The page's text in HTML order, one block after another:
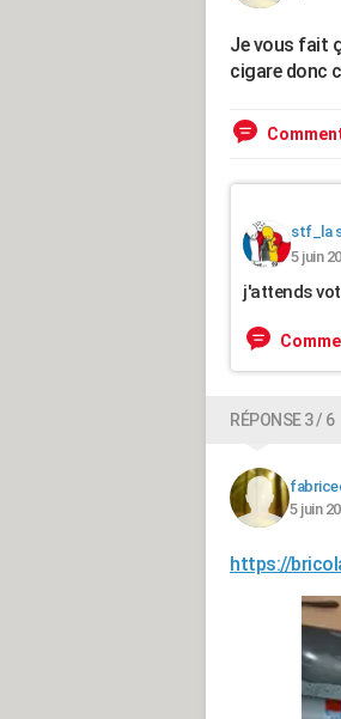
Je vous fait
cigare donc
stf_la
5 juin
j'attends
RÉPONSE 3 / 6
5 juin
https://